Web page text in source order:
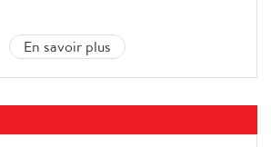
En savoir plus